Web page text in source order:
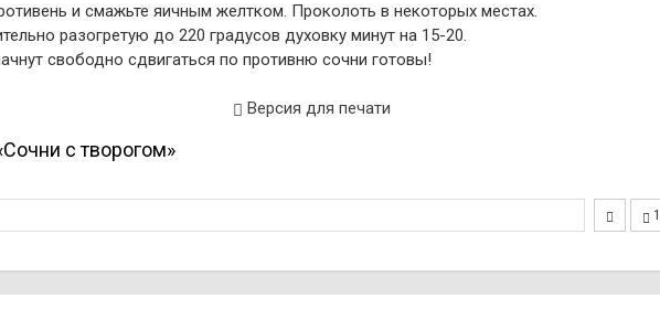
и смажьте яичным желтком. Проколоть в некоторых местах.
разогретую до 220 градусов духовку минут на 15-20.
свободно сдвигаться по противню сочни готовы!
Версия для печати
с творогом»
1